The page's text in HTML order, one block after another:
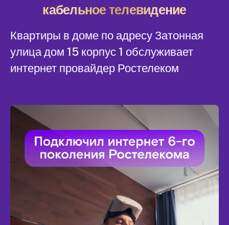
кабельное телевидение
Квартиры в доме по адресу Затонная
улица дом 15 корпус 1 обслуживает
интернет провайдер Ростелеком